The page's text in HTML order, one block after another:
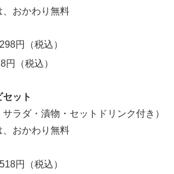
おかわり無料
円（税込）
円（税込）
ット
サラダ・漬物・セットドリンク付き）
おかわり無料
円（税込）